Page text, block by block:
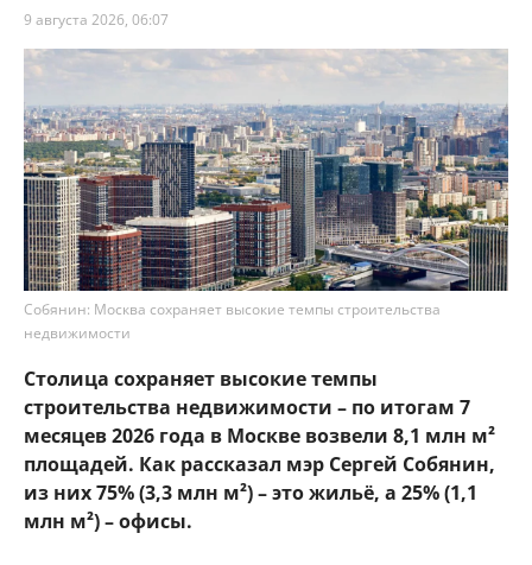
9 августа 2026, 06:07
Собянин: Москва сохраняет высокие темпы строительства
недвижимости
Столица сохраняет высокие темпы
строительства недвижимости – по итогам 7
месяцев 2026 года в Москве возвели 8,1 млн м²
площадей. Как рассказал мэр Сергей Собянин,
из них 75% (3,3 млн м²) – это жильё, а 25% (1,1
млн м²) – офисы.